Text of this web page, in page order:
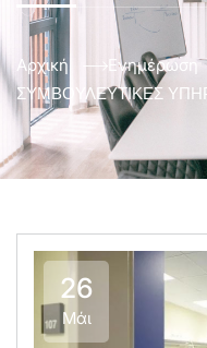
Αρχική Ενημέρωση
ΣΥΜΒΟΥΛΕΥΤΙΚΕΣ
26
Μάι